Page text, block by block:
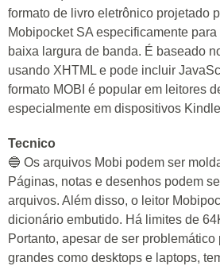
formato de livro eletrônico projetado
Mobipocket SA especificamente
baixa largura de banda. É baseado
usando XHTML e pode incluir
formato MOBI é popular em leitores
especialmente em dispositivos
Tecnico
🔵 Os arquivos Mobi podem ser
Páginas, notas e desenhos podem
arquivos. Além disso, o leitor
dicionário embutido. Há limites de
Portanto, apesar de ser
grandes como desktops e laptops,